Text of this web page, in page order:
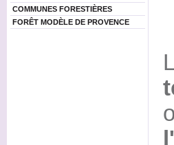
COMMUNES FORESTIÈRES
FORÊT MODÈLE DE PROVENCE